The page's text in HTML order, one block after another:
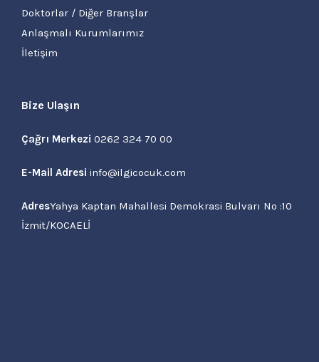
Doktorlar / Diğer Branşlar
Anlaşmalı Kurumlarımız
İletişim
Bize Ulaşın
Çağrı Merkezi 0262 324 70 00
E-Mail Adresi info@ilgicocuk.com
AdresYahya Kaptan Mahallesi Demokrasi Bulvarı No :10
İzmit/KOCAELİ